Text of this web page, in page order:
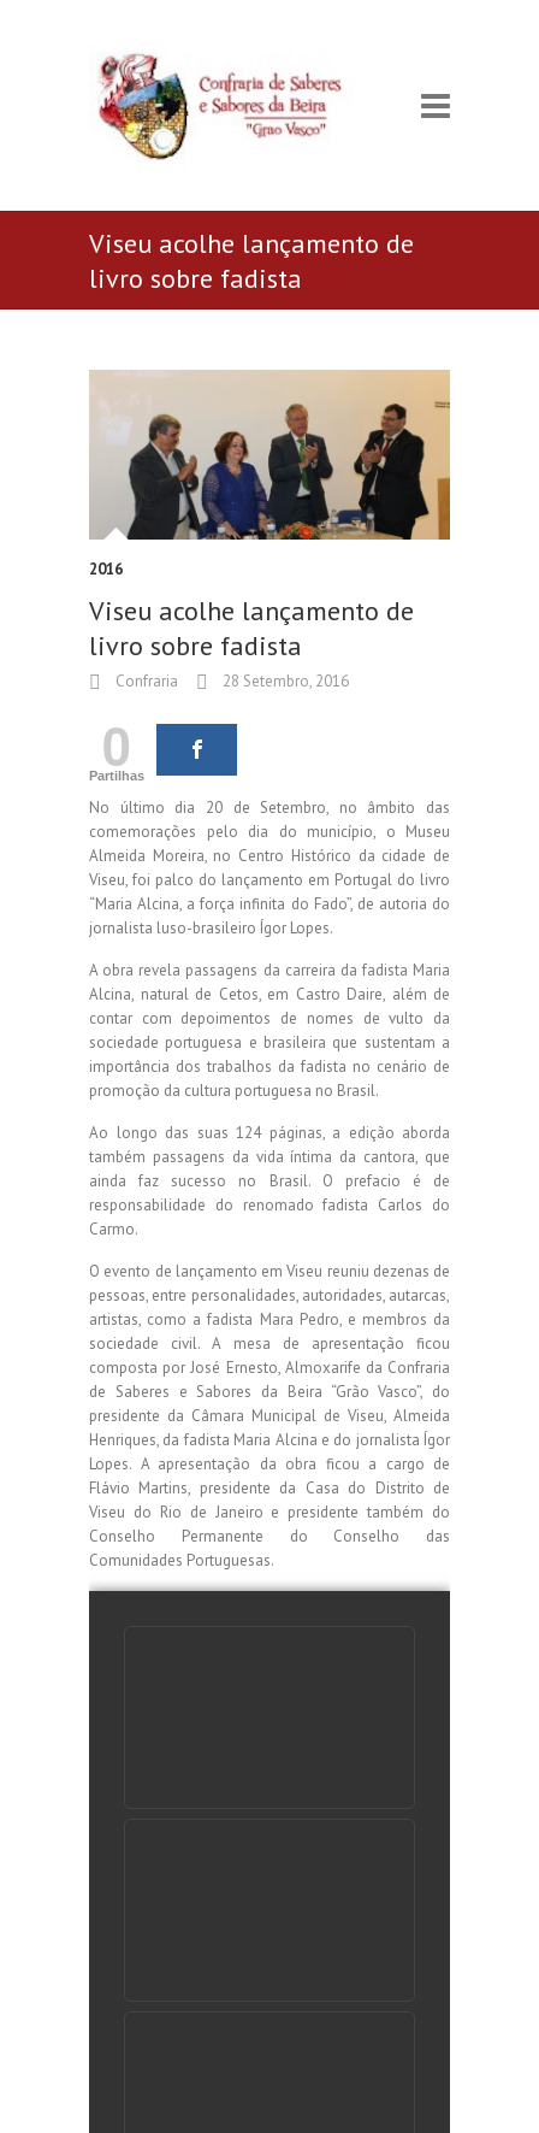
Viseu acolhe lançamento de
livro sobre fadista
2016
Viseu acolhe lançamento de
livro sobre fadista
Confraria 28 Setembro, 2016
0
Partilhas
No último dia 20 de Setembro, no âmbito das
comemorações pelo dia do município, o Museu
Almeida Moreira, no Centro Histórico da cidade de
Viseu, foi palco do lançamento em Portugal do livro
“Maria Alcina, a força infinita do Fado”, de autoria do
jornalista luso-brasileiro Ígor Lopes.
A obra revela passagens da carreira da fadista Maria
Alcina, natural de Cetos, em Castro Daire, além de
contar com depoimentos de nomes de vulto da
sociedade portuguesa e brasileira que sustentam a
importância dos trabalhos da fadista no cenário de
promoção da cultura portuguesa no Brasil.
Ao longo das suas 124 páginas, a edição aborda
também passagens da vida íntima da cantora, que
ainda faz sucesso no Brasil. O prefacio é de
responsabilidade do renomado fadista Carlos do
Carmo.
O evento de lançamento em Viseu reuniu dezenas de
pessoas, entre personalidades, autoridades, autarcas,
artistas, como a fadista Mara Pedro, e membros da
sociedade civil. A mesa de apresentação ficou
composta por José Ernesto, Almoxarife da Confraria
de Saberes e Sabores da Beira “Grão Vasco”, do
presidente da Câmara Municipal de Viseu, Almeida
Henriques, da fadista Maria Alcina e do jornalista Ígor
Lopes. A apresentação da obra ficou a cargo de
Flávio Martins, presidente da Casa do Distrito de
Viseu do Rio de Janeiro e presidente também do
Conselho Permanente do Conselho das
Comunidades Portuguesas.